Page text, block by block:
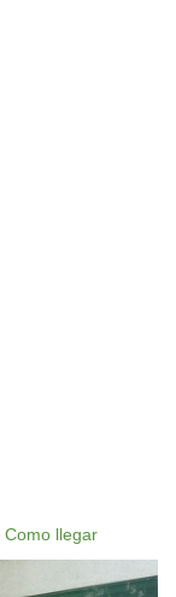
Como llegar